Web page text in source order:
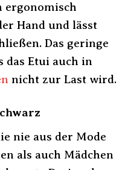
ergonomisch
Hand und lässt
Das geringe
das Etui auch in
nicht zur Last wird.
nie aus der Mode
als auch Mädchen